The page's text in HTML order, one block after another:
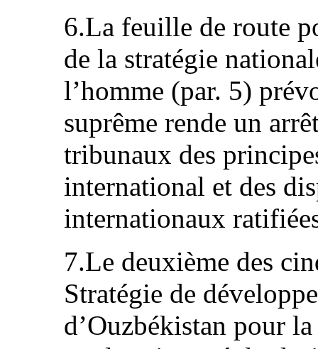
6.La feuille de route
de la stratégie
l’homme (par. 5)
suprême rende un
tribunaux des
international et des
internationaux
7.Le deuxième des
Stratégie de
d’Ouzbékistan pour